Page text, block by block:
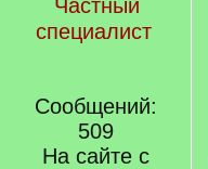
Частный
специалист
Сообщений:
509
На сайте с